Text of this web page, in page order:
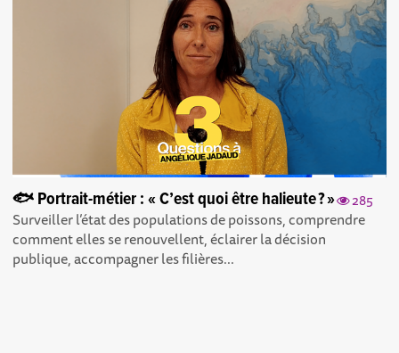
285
🐟 Portrait-métier : « C’est quoi être halieute ? »
Surveiller l’état des populations de poissons, comprendre
comment elles se renouvellent, éclairer la décision
publique, accompagner les filières...